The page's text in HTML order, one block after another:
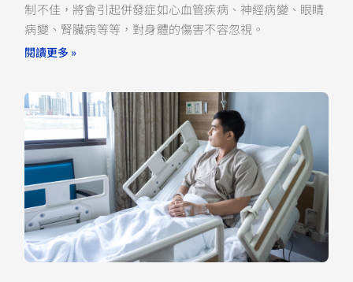
制不佳，將會引起併發症如心血管疾病、神經病變、眼睛
病變、腎臟病等等，對身體的傷害不容忽視。
閱讀更多 »